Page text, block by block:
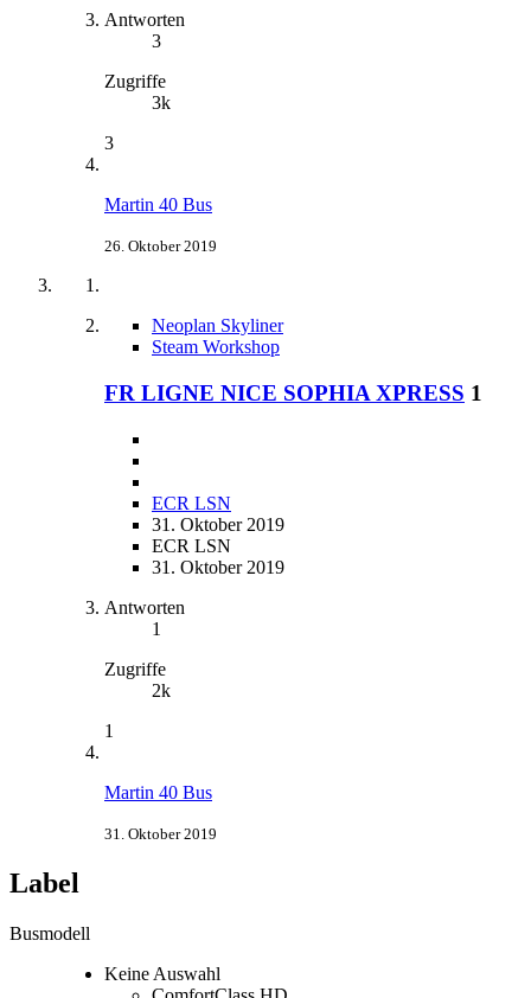
Antworten
3
Zugriffe
3k
3
Martin 40 Bus
26. Oktober 2019
Neoplan Skyliner
Steam Workshop
FR LIGNE NICE SOPHIA XPRESS 1
ECR LSN
31. Oktober 2019
ECR LSN
31. Oktober 2019
Antworten
1
Zugriffe
2k
1
Martin 40 Bus
31. Oktober 2019
Label
Busmodell
Keine Auswahl